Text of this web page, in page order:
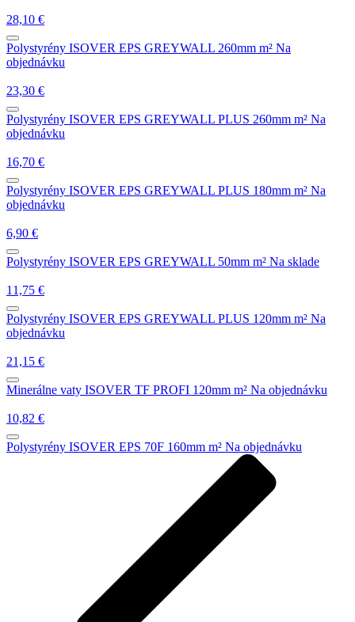
28,10 €
Polystyrény ISOVER EPS GREYWALL 260mm m² Na
objednávku
23,30 €
Polystyrény ISOVER EPS GREYWALL PLUS 260mm m² Na
objednávku
16,70 €
Polystyrény ISOVER EPS GREYWALL PLUS 180mm m² Na
objednávku
6,90 €
Polystyrény ISOVER EPS GREYWALL 50mm m² Na sklade
11,75 €
Polystyrény ISOVER EPS GREYWALL PLUS 120mm m² Na
objednávku
21,15 €
Minerálne vaty ISOVER TF PROFI 120mm m² Na objednávku
10,82 €
Polystyrény ISOVER EPS 70F 160mm m² Na objednávku